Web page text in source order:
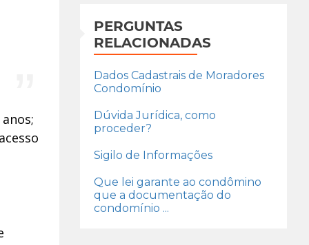
PERGUNTAS
RELACIONADAS
Dados Cadastrais de Moradores
Condomínio
Dúvida Jurídica, como
proceder?
Sigilo de Informações
Que lei garante ao condômino
que a documentação do
condomínio ...